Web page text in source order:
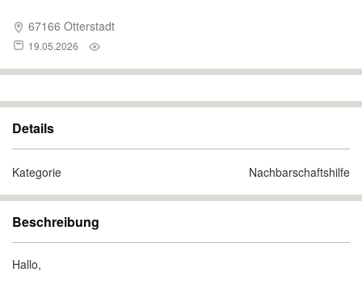
67166 Otterstadt
19.05.2026
Details
Kategorie Nachbarschaftshilfe
Beschreibung
Hallo,